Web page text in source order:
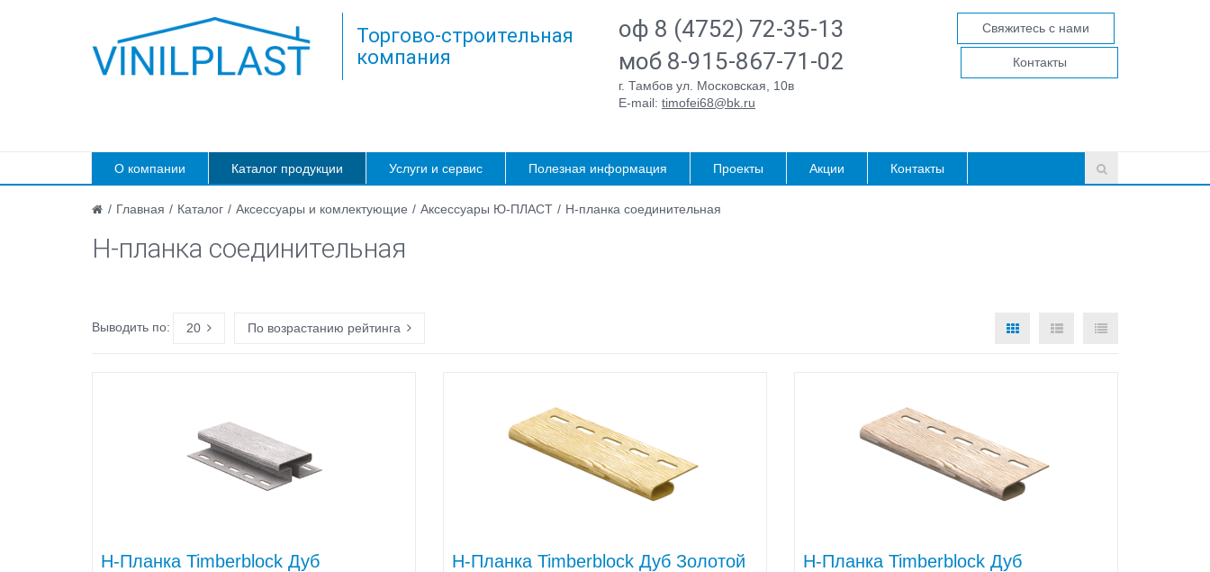
Торгово-строительная
компания
оф 8 (4752) 72-35-13
моб 8-915-867-71-02
г. Тамбов ул. Московская, 10в
E-mail: timofei68@bk.ru
Свяжитесь с нами
Контакты
О компании Каталог продукции Услуги и сервис Полезная информация Проекты Акции Контакты
/ Главная / Каталог / Аксессуары и комлектующие / Аксессуары Ю-ПЛАСТ / Н-планка соединительная
Н-планка соединительная
Выводить по: 20 По возрастанию рейтинга
H-Планка Timberblock Дуб
H-Планка Timberblock Дуб Золотой
H-Планка Timberblock Дуб